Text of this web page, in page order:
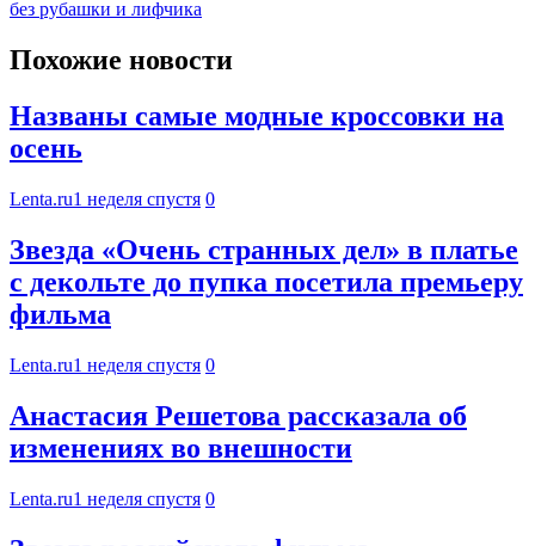
без рубашки и лифчика
Похожие новости
Названы самые модные кроссовки на
осень
Lenta.ru1 неделя спустя 0
Звезда «Очень странных дел» в платье
с декольте до пупка посетила премьеру
фильма
Lenta.ru1 неделя спустя 0
Анастасия Решетова рассказала об
изменениях во внешности
Lenta.ru1 неделя спустя 0